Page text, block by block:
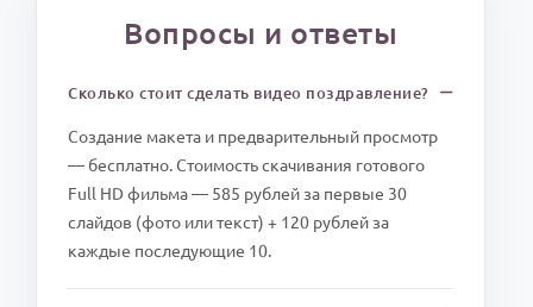
Вопросы и ответы
Сколько стоит сделать видео поздравление?
Создание макета и предварительный просмотр
— бесплатно. Стоимость скачивания готового
Full HD фильма — 585 рублей за первые 30
слайдов (фото или текст) + 120 рублей за
каждые последующие 10.